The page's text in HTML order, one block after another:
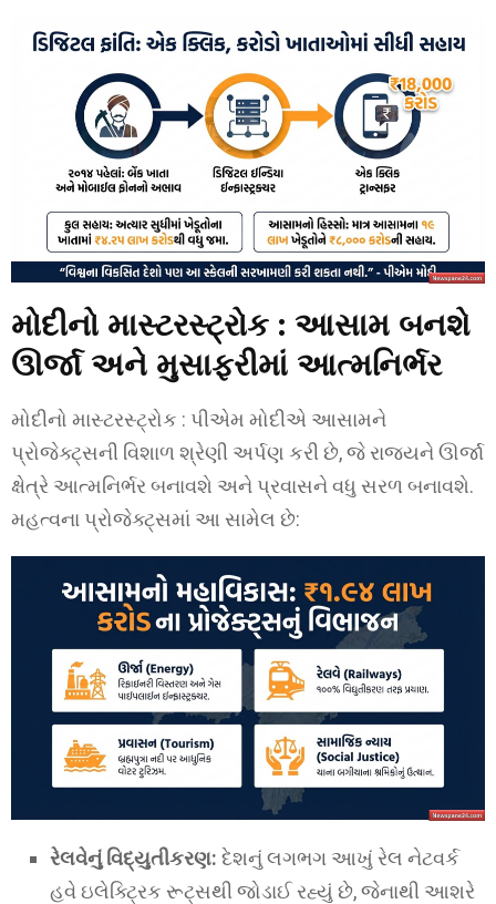
મોદીનો માસ્ટરસ્ટ્રોક : આસામ બનશે
ઊર્જા અને મુસાફરીમાં આત્મનિર્ભર
મોદીનો માસ્ટરસ્ટ્રોક : પીએમ મોદીએ આસામને
પ્રોજેક્ટ્સની વિશાળ શ્રેણી અર્પણ કરી છે, જે રાજ્યને ઊર્જા
ક્ષેત્રે આત્મનિર્ભર બનાવશે અને પ્રવાસને વધુ સરળ બનાવશે.
મહત્વના પ્રોજેક્ટ્સમાં આ સામેલ છે:
રેલવેનું વિદ્યુતીકરણ: દેશનું લગભગ આખું રેલ નેટવર્ક
હવે ઇલેક્ટ્રિક રૂટ્સથી જોડાઈ રહ્યું છે, જેનાથી આશરે